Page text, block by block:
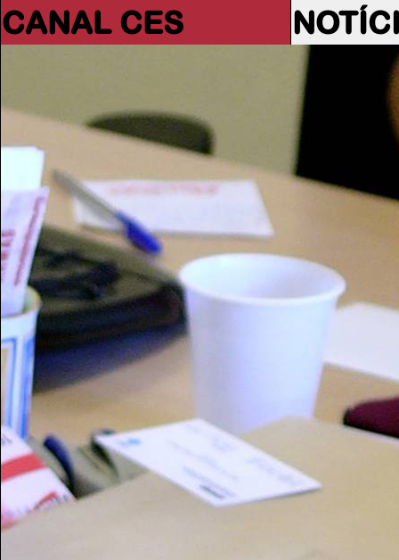
CANAL CES